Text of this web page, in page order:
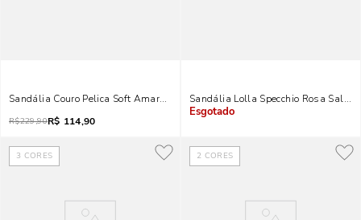
Sandália Couro Pelica Soft Amarelo Hot Oliva
R$229,90R$ 114,90
Sandália Lolla Specchio Rosa Salto
Indisponível
3 CORES 2 CORES